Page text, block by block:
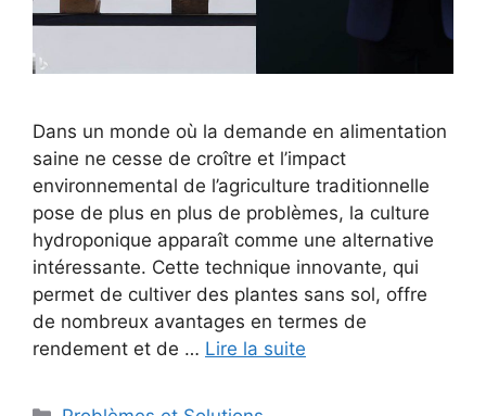
Dans un monde où la demande en alimentation
saine ne cesse de croître et l’impact
environnemental de l’agriculture traditionnelle
pose de plus en plus de problèmes, la culture
hydroponique apparaît comme une alternative
intéressante. Cette technique innovante, qui
permet de cultiver des plantes sans sol, offre
de nombreux avantages en termes de
rendement et de … Lire la suite
Catégories